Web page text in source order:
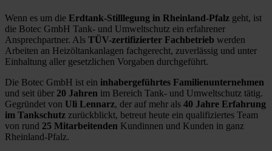
Wenn es um die Erdtank-Stilllegung in Rheinland-Pfalz geht, ist
die Botec GmbH Tank- und Umweltschutz ein erfahrener
Ansprechpartner. Als TÜV-zertifizierter Fachbetrieb werden
Arbeiten an Heizöltankanlagen fachgerecht, zuverlässig und unter
Einhaltung aller gesetzlichen Vorgaben durchgeführt.
Die Botec GmbH ist ein inhabergeführtes Familienunternehmen
und seit über 20 Jahren im Bereich Tank- und Umweltschutz tätig.
Gegründet von Uli Lennarz, der auf mehr als 40 Jahre Erfahrung
im Tankschutz zurückblickt, betreut heute ein qualifiziertes Team
von rund 25 Mitarbeitenden Kundinnen und Kunden in ganz
Rheinland-Pfalz.